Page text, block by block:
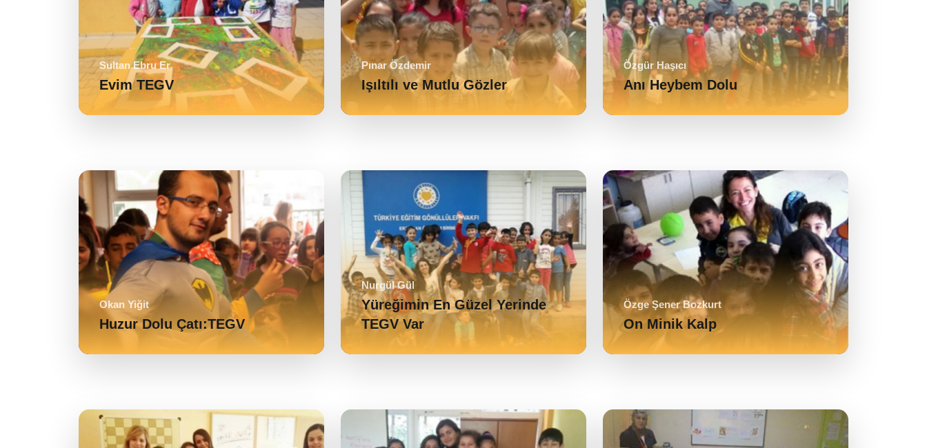
Sultan Ebru Er
Evim TEGV
Pınar Özdemir
Işıltılı ve Mutlu Gözler
Özgür Haşıcı
Anı Heybem Dolu
Okan Yiğit
Huzur Dolu Çatı:TEGV
Nurgül Gül
Yüreğimin En Güzel Yerinde
TEGV Var
Özge Şener Bozkurt
On Minik Kalp